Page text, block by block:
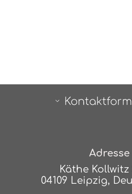
Adresse
Käthe Kollwitz
04109 Leipzig,